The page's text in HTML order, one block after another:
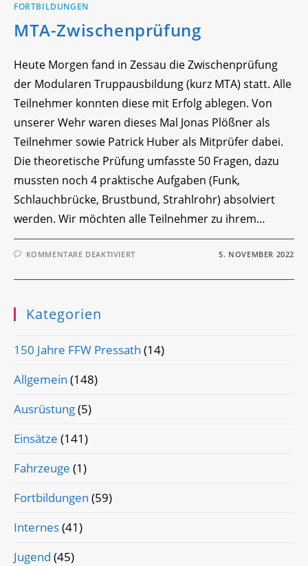
FORTBILDUNGEN
MTA-Zwischenprüfung
Heute Morgen fand in Zessau die Zwischenprüfung
der Modularen Truppausbildung (kurz MTA) statt. Alle
Teilnehmer konnten diese mit Erfolg ablegen. Von
unserer Wehr waren dieses Mal Jonas Plößner als
Teilnehmer sowie Patrick Huber als Mitprüfer dabei.
Die theoretische Prüfung umfasste 50 Fragen, dazu
mussten noch 4 praktische Aufgaben (Funk,
Schlauchbrücke, Brustbund, Strahlrohr) absolviert
werden. Wir möchten alle Teilnehmer zu ihrem…
KOMMENTARE DEAKTIVIERTFÜR 5. NOVEMBER 2022
Kategorien
150 Jahre FFW Pressath (14)
Allgemein (148)
Ausrüstung(5)
Einsätze (141)
Fahrzeuge (1)
Fortbildungen (59)
Internes(41)
Jugend (45)